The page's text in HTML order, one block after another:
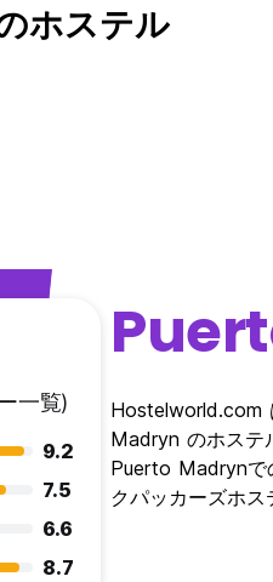
ホステル
一覧)
9.2
7.5
6.6
8.7
Hostelworld.com
Madryn のホステ
Puerto Madrynで
クパッカーズホス